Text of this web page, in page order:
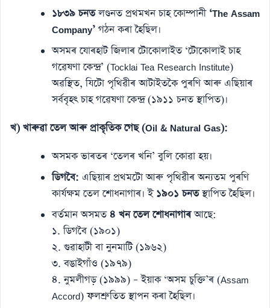
১৮৩৯ চনতলণ্ডনত প্ৰথমখন চাহ কোম্পানী ‘The Assam
Company’ গঠন কৰা হৈছিল।
অসমৰ যোৰহাট জিলাৰ টোকোলাইত ‘টোকোলাই চাহ
গৱেষণা কেন্দ্ৰ’ (Tocklai Tea Research Institute)
অৱস্থিত, যিটো পৃথিৱীৰ আটাইতকৈ পুৰণি আৰু এছিয়াৰ
সৰ্ববৃহৎ চাহ গৱেষণা কেন্দ্ৰ (১৯১১ চনত স্থাপিত)।
খ) খাৰুৱা তেল আৰু প্ৰাকৃতিক গেছ (Oil & Natural Gas):
অসমক ভাৰতৰ ‘তেলৰ খনি’ বুলি কোৱা হয়।
ডিগবৈ: এছিয়াৰ প্ৰথমটো আৰু পৃথিৱীৰ অন্যতম পুৰণি
কাৰ্যক্ষম তেল শোধনাগাৰ। ই১৯০১ চনতস্থাপিত হৈছিল।
বৰ্তমান অসমত৪ খন তেল শোধনাগাৰআছে:
১. ডিগবৈ (১৯০১)
২. গুৱাহাটী বা নুনমাটি (১৯৬২)
৩. বঙাইগাঁও (১৯৭৯)
৪. নুমলীগড় (১৯৯৯) – ইয়াক ‘অসম চুক্তি’ৰ (Assam
Accord) ফলশ্ৰুতিত স্থাপন কৰা হৈছিল।